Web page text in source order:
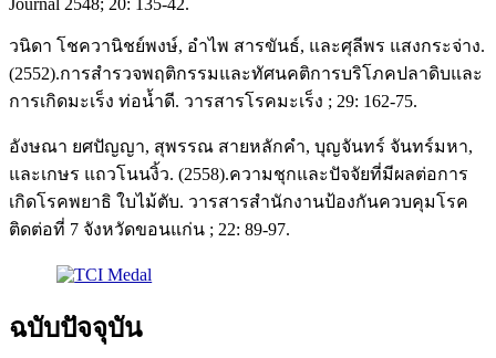
Journal 2548; 20: 135-42.
วนิดา โชควานิชย์พงษ์, อำไพ สารขันธ์, และศุลีพร แสงกระจ่าง.
(2552).การสำรวจพฤติกรรมและทัศนคติการบริโภคปลาดิบและ
การเกิดมะเร็ง ท่อน้ำดี. วารสารโรคมะเร็ง ; 29: 162-75.
อังษณา ยศปัญญา, สุพรรณ สายหลักคำ, บุญจันทร์ จันทร์มหา,
และเกษร แถวโนนงิ้ว. (2558).ความชุกและปัจจัยที่มีผลต่อการ
เกิดโรคพยาธิ ใบไม้ตับ. วารสารสำนักงานป้องกันควบคุมโรค
ติดต่อที่ 7 จังหวัดขอนแก่น ; 22: 89-97.
ฉบับปัจจุบัน